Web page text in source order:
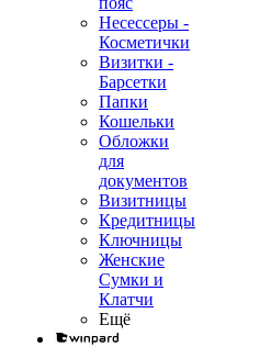
Несессеры -
Косметички
Визитки -
Барсетки
Папки
Кошельки
Обложки
для
документов
Визитницы
Кредитницы
Ключницы
Женские
Сумки и
Клатчи
Ещё